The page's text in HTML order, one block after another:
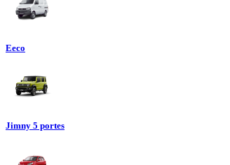
Eeco
Jimny 5 portes